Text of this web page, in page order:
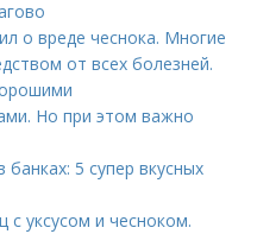
о вреде чеснока. Многие
от всех болезней.
Но при этом важно
5 супер вкусных
уксусом и чесноком.